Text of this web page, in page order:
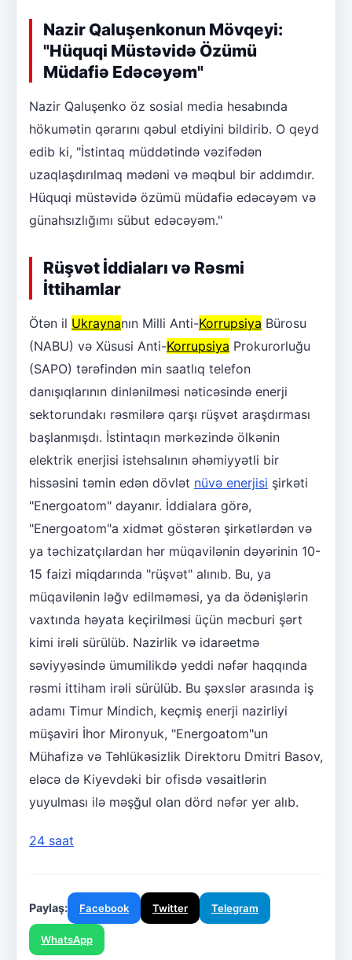
Nazir Qaluşenkonun Mövqeyi:
"Hüquqi Müstəvidə Özümü
Müdafiə Edəcəyəm"
Nazir Qaluşenko öz sosial media hesabında
hökumətin qərarını qəbul etdiyini bildirib. O qeyd
edib ki, "İstintaq müddətində vəzifədən
uzaqlaşdırılmaq mədəni və məqbul bir addımdır.
Hüquqi müstəvidə özümü müdafiə edəcəyəm və
günahsızlığımı sübut edəcəyəm."
Rüşvət İddiaları və Rəsmi
İttihamlar
Ötən il Ukraynanın Milli Anti-Korrupsiya Bürosu
(NABU) və Xüsusi Anti-Korrupsiya Prokurorluğu
(SAPO) tərəfindən min saatlıq telefon
danışıqlarının dinlənilməsi nəticəsində enerji
sektorundakı rəsmilərə qarşı rüşvət araşdırması
başlanmışdı. İstintaqın mərkəzində ölkənin
elektrik enerjisi istehsalının əhəmiyyətli bir
hissəsini təmin edən dövlət nüvə enerjisi şirkəti
"Energoatom" dayanır. İddialara görə,
"Energoatom"a xidmət göstərən şirkətlərdən və
ya təchizatçılardan hər müqavilənin dəyərinin 10-
15 faizi miqdarında "rüşvət" alınıb. Bu, ya
müqavilənin ləğv edilməməsi, ya da ödənişlərin
vaxtında həyata keçirilməsi üçün məcburi şərt
kimi irəli sürülüb. Nazirlik və idarəetmə
səviyyəsində ümumilikdə yeddi nəfər haqqında
rəsmi ittiham irəli sürülüb. Bu şəxslər arasında iş
adamı Timur Mindich, keçmiş enerji nazirliyi
müşaviri İhor Mironyuk, "Energoatom"un
Mühafizə və Təhlükəsizlik Direktoru Dmitri Basov,
eləcə də Kiyevdəki bir ofisdə vəsaitlərin
yuyulması ilə məşğul olan dörd nəfər yer alıb.
24 saat
Paylaş: Facebook Twitter Telegram
WhatsApp